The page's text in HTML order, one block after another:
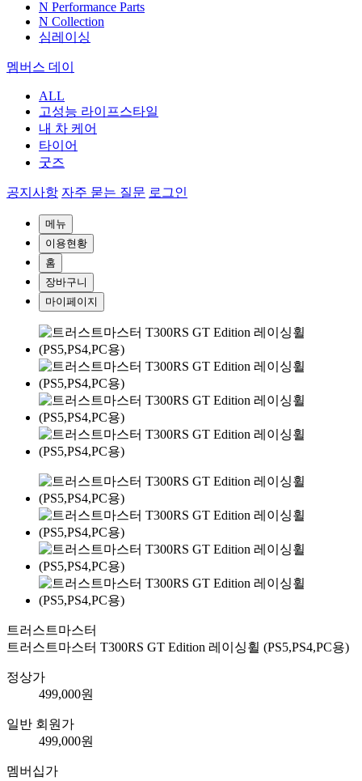
N Performance Parts
N Collection
심레이싱
멤버스 데이
ALL
고성능 라이프스타일
내 차 케어
타이어
굿즈
공지사항 자주 묻는 질문 로그인
메뉴
이용현황
홈
장바구니
마이페이지
트러스트마스터
트러스트마스터 T300RS GT Edition 레이싱휠 (PS5,PS4,PC용)
정상가
499,000원
일반 회원가
499,000원
멤버십가